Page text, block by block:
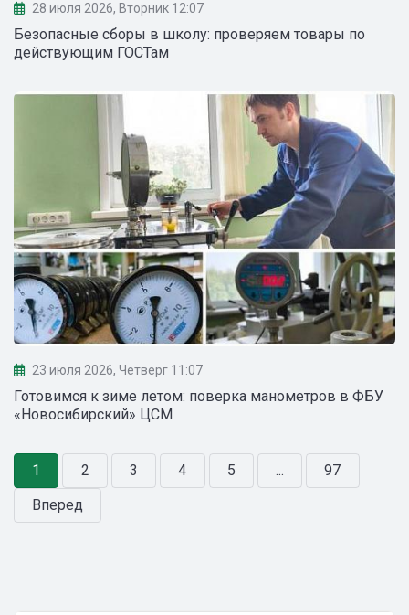
28 июля 2026, Вторник 12:07
Безопасные сборы в школу: проверяем товары по
действующим ГОСТам
23 июля 2026, Четверг 11:07
Готовимся к зиме летом: поверка манометров в ФБУ
«Новосибирский» ЦСМ
1 2 3 4 5 ...
97
Вперед